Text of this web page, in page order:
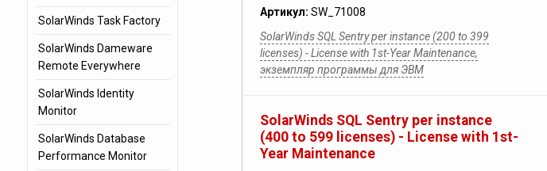
Артикул: SW_71008
SolarWinds SQL Sentry per instance (200 to 399
licenses) - License with 1st-Year Maintenance,
экземпляр программы для ЭВМ
SolarWinds SQL Sentry per instance
(400 to 599 licenses) - License with 1st-
Year Maintenance
SolarWinds Task Factory
SolarWinds Dameware
Remote Everywhere
SolarWinds Identity
Monitor
SolarWinds Database
Performance Monitor